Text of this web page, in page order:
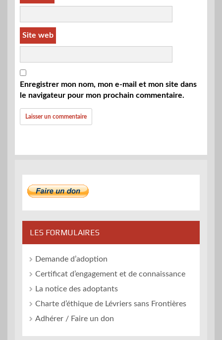
Site web
Enregistrer mon nom, mon e-mail et mon site dans
le navigateur pour mon prochain commentaire.
LES FORMULAIRES
Demande d’adoption
Certificat d’engagement et de connaissance
La notice des adoptants
Charte d’éthique de Lévriers sans Frontières
Adhérer / Faire un don